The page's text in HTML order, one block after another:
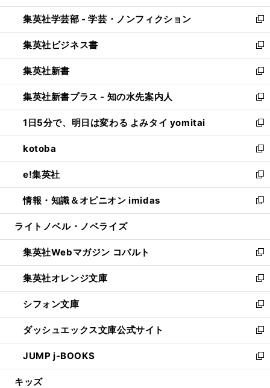
開
く
ウ
で
開
く
ン
ド
ウ
で
開
く
ウ
ィ
ン
ド
ウ
で
開
く
集英社学芸部 - 学芸・ノンフィクション
新
し
い
ウ
ィ
ン
ド
ウ
で
開
く
集英社ビジネス書
新
し
い
ウ
ィ
ン
ド
ウ
で
開
く
集英社新書
新
し
い
ウ
ィ
ン
ド
ウ
で
開
く
集英社新書プラス - 知の水先案内人
新
し
い
ウ
ィ
ン
ド
ウ
で
開
1日5分で、明日は変わる よみタイ yomitai
新
し
い
ウ
ィ
ン
ド
ウ
開
く
kotoba
新
し
い
ウ
ィ
ン
ウ
で
開
く
e!集英社
新
し
い
ウ
ン
ド
ウ
で
開
く
情報・知識＆オピニオン imidas
新
し
ウ
ィ
ン
ド
ウ
で
開
く
ライトノベル・ノベライズ
集英社Webマガジン コバルト
新
し
い
ウ
ィ
ン
ド
ウ
で
開
集英社オレンジ文庫
新
し
い
ウ
ィ
ン
ド
ウ
シフォン文庫
新
し
い
ウ
ィ
ン
ダッシュエックス文庫公式サイト
新
し
い
ウ
JUMP j-BOOKS
新
し
キッズ